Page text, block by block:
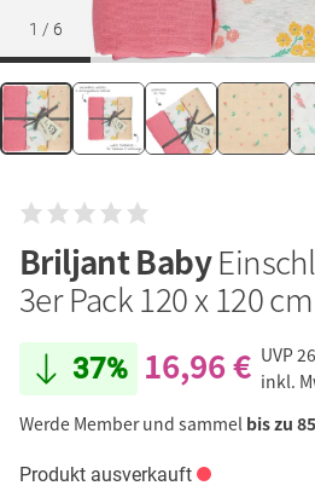
1 / 6
Briljant Baby
3er Pack 120 x 120
37% 16,96 € UVP
inkl.
Werde Member und sammel bis zu
Produkt ausverkauft